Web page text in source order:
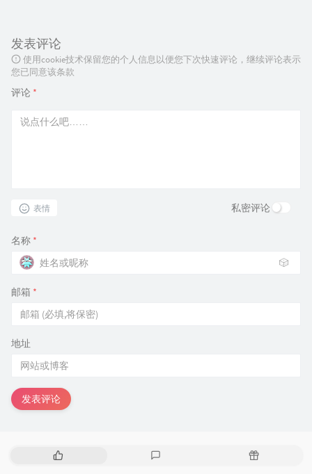
发表评论
使用cookie技术保留您的个人信息以便您下次快速评论，继续评论表示
您已同意该条款
评论 *
表情 私密评论
名称 *
🎲
邮箱 *
地址
发表评论
热
随